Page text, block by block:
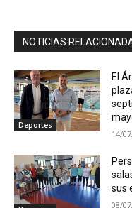
NOTICIAS
Deportes
El
14/
sus
08/